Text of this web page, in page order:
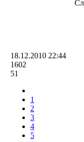
18.12.2010 22:44
1602
51
1
2
3
4
5